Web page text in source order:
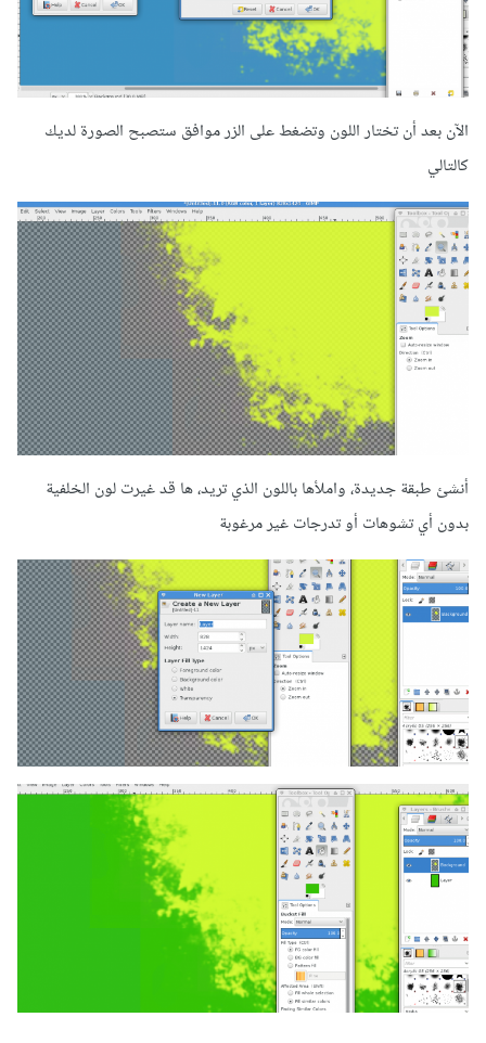
الآن بعد أن تختار اللون وتضغط على الزر موافق ستصبح الصورة لديك
كالتالي
أنشئ طبقة جديدة، واملأها باللون الذي تريد، ها قد غيرت لون الخلفية
بدون أي تشوهات أو تدرجات غير مرغوبة